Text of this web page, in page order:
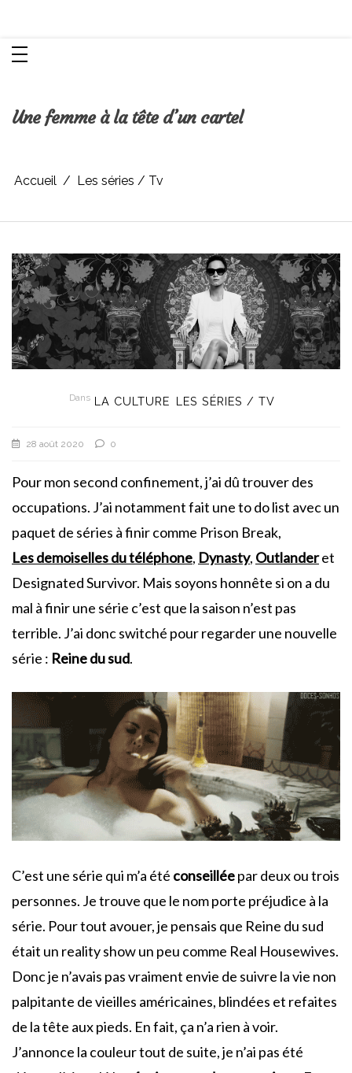
Une femme à la tête d’un cartel
Accueil Les séries / Tv
Dans LA CULTURE LES SÉRIES / TV
28 août 2020 0
Pour mon second confinement, j’ai dû trouver des
occupations. J’ai notamment fait une to do list avec un
paquet de séries à finir comme Prison Break,
Les demoiselles du téléphone, Dynasty, Outlanderet
Designated Survivor. Mais soyons honnête si on a du
mal à finir une série c’est que la saison n’est pas
terrible. J’ai donc switché pour regarder une nouvelle
série : Reine du sud.
C’est une série qui m’a été conseilléepar deux ou trois
personnes. Je trouve que le nom porte préjudice à la
série. Pour tout avouer, je pensais que Reine du sud
était un reality show un peu comme Real Housewives.
Donc je n’avais pas vraiment envie de suivre la vie non
palpitante de vieilles américaines, blindées et refaites
de la tête aux pieds. En fait, ça n’a rien à voir.
J’annonce la couleur tout de suite, je n’ai pas été